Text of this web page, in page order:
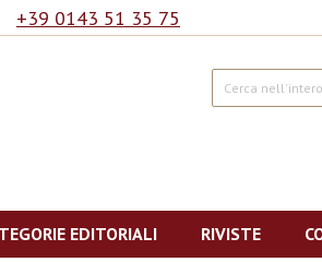
+39 0143 51 35 75
Cerca
EDITORIALI RIVISTE